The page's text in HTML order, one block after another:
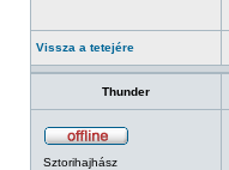
Vissza a tetejére
Thunder
Sztorihajhász